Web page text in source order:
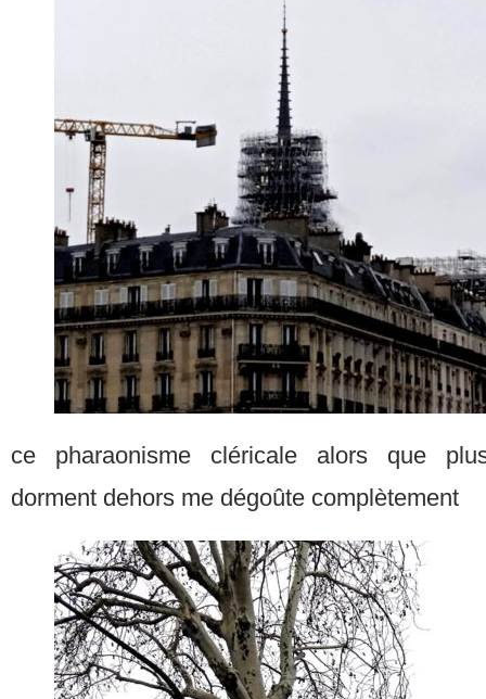
ce pharaonisme cléricale alors que
dorment dehors me dégoûte complètement